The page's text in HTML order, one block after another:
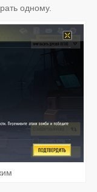
одному.